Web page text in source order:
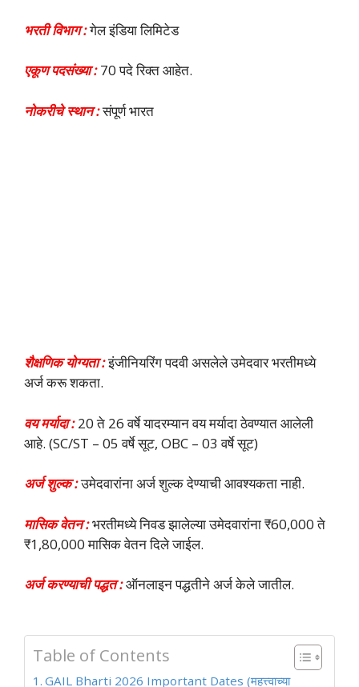
भरती विभाग :गेल इंडिया लिमिटेड
एकूण पदसंख्या :70 पदे रिक्त आहेत.
नोकरीचे स्थान :संपूर्ण भारत
शैक्षणिक योग्यता :इंजीनियरिंग पदवी असलेले उमेदवार भरतीमध्ये
अर्ज करू शकता.
वय मर्यादा :20 ते 26 वर्षे यादरम्यान वय मर्यादा ठेवण्यात आलेली
आहे. (SC/ST – 05 वर्षे सूट, OBC – 03 वर्षे सूट)
अर्ज शुल्क :उमेदवारांना अर्ज शुल्क देण्याची आवश्यकता नाही.
मासिक वेतन :भरतीमध्ये निवड झालेल्या उमेदवारांना ₹60,000 ते
₹1,80,000 मासिक वेतन दिले जाईल.
अर्ज करण्याची पद्धत :ऑनलाइन पद्धतीने अर्ज केले जातील.
Table of Contents
GAIL Bharti 2026 Important Dates (महत्त्वाच्या